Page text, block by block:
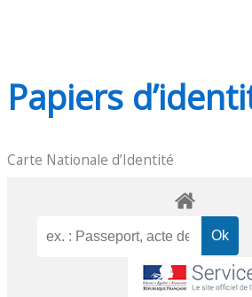
Papiers
Carte Nationale d’Identité